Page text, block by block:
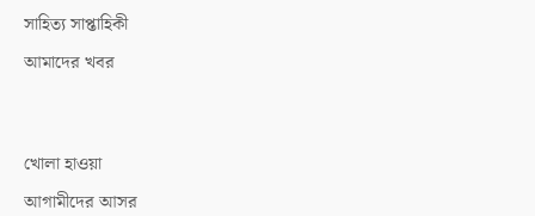
সাহিত্য সাপ্তাহিকী
আমাদের খবর
খোলা হাওয়া
আগামীদের আসর